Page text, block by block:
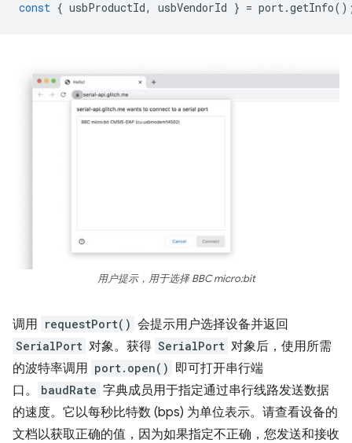
const { usbProductId, usbVendorId } = port.getInfo
用户提示，用于选择 BBC micro:bit
调用 requestPort() 会提示用户选择设备并返回
SerialPort 对象。获得 SerialPort 对象后，使用所需
的波特率调用 port.open() 即可打开串行端
口。
baudRate 字典成员用于指定通过串行线路发送数据
的速度。它以每秒比特数 (bps) 为单位表示。请查看设备的
文档以获取正确的值，因为如果指定不正确，您发送和接收